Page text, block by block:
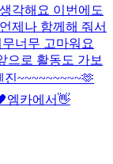
각해요 이번에도
제나 함께해 줘서
너무 고마워요
으로 활동도 가보
진~~~~~~~~~🫶
엠카에서👋